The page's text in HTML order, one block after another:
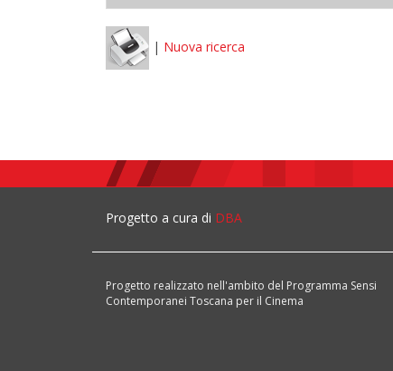
| Nuova ricerca
Progetto a cura di DBA
Progetto realizzato nell'ambito del Programma Sensi
Contemporanei Toscana per il Cinema